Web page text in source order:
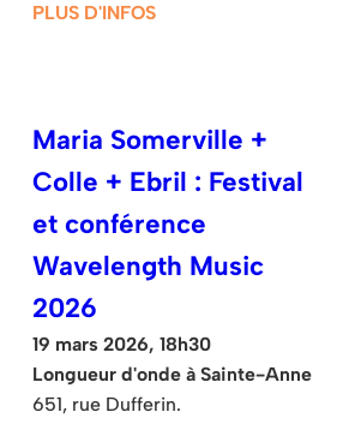
PLUS D'INFOS
Maria Somerville +
Colle + Ebril : Festival
et conférence
Wavelength Music
2026
19 mars 2026, 18h30
Longueur d'onde à Sainte-Anne
651, rue Dufferin.